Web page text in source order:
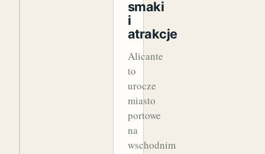
smaki
i
atrakcje
Alicante
to
urocze
miasto
portowe
na
wschodnim